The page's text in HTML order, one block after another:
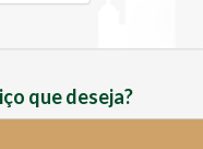
que deseja?